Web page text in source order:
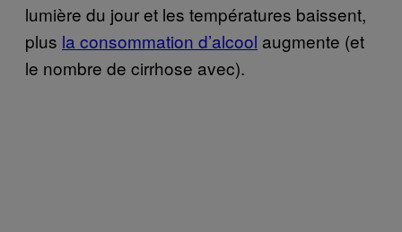
lumière du jour et les températures baissent,
plus la consommation d’alcool augmente (et
le nombre de cirrhose avec).